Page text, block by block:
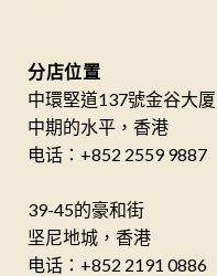
分店位置
中環堅道137號金谷大厦
中期的水平，香港
电话：+852 2559 9887
39-45的豪和街
坚尼地城，香港
电话：+852 2191 0886